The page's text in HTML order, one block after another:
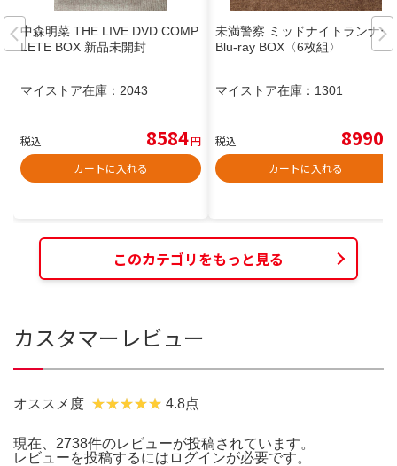
中森明菜 THE LIVE DVD COMP
LETE BOX 新品未開封
マイストア在庫： 2043
税込 8584円
カートに入れる
未満警察 ミッドナイトランナー
Blu-ray BOX〈6枚組〉
マイストア在庫： 1301
税込 8990
カートに入れる
このカテゴリをもっと見る
カスタマーレビュー
オススメ度 4.8点
現在、2738件のレビューが投稿されています。
レビューを投稿するには ログインが必要です。